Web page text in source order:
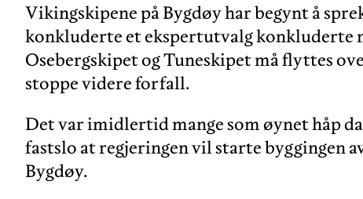
Vikingskipene på Bygdøy har begynt å
konkluderte et ekspertutvalg konkluderte
Osebergskipet og Tuneskipet må flyttes
stoppe videre forfall.
Det var imidlertid mange som øynet håp
fastslo at regjeringen vil starte byggingen
Bygdøy.